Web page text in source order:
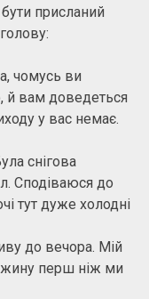
присланий
чомусь ви
й вам доведеться
у вас немає.
снігова
Сподіваюся до
тут дуже холодні
до вечора. Мій
перш ніж ми